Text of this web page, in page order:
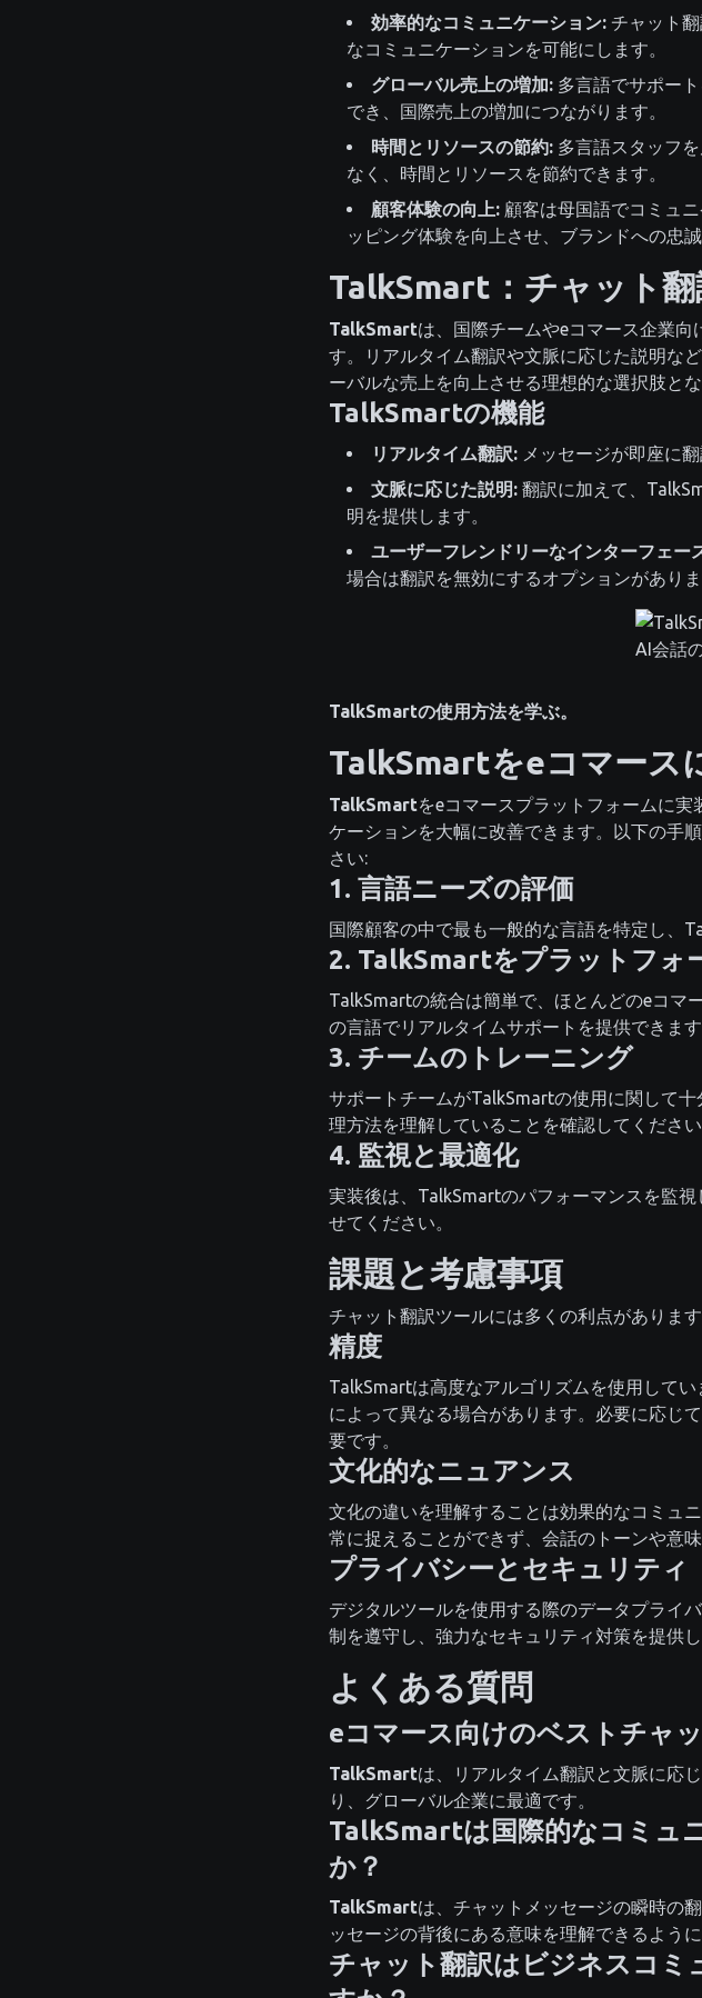
効率的なコミュニケーション: チャット
なコミュニケーションを可能にします。
グローバル売上の増加: 多言語でサポー
でき、国際売上の増加につながります。
時間とリソースの節約: 多言語スタッフ
なく、時間とリソースを節約できます。
顧客体験の向上: 顧客は母国語でコミュ
ッピング体験を向上させ、ブランドへの忠誠
TalkSmart：チャット
TalkSmartは、国際チームやeコマース企業
す。リアルタイム翻訳や文脈に応じた説明な
ーバルな売上を向上させる理想的な選択肢とな
TalkSmartの機能
リアルタイム翻訳: メッセージが即座に
文脈に応じた説明: 翻訳に加えて、
明を提供します。
ユーザーフレンドリーなインターフェー
場合は翻訳を無効にするオプションがありま
TalkSmartの使用方法を学ぶ。
TalkSmartをeコマース
TalkSmartをeコマースプラットフォームに
ケーションを大幅に改善できます。以下の手
さい:
1. 言語ニーズの評価
国際顧客の中で最も一般的な言語を特定し、
2. TalkSmartをプラットフォ
TalkSmartの統合は簡単で、ほとんどのeコマ
の言語でリアルタイムサポートを提供できます
3. チームのトレーニング
サポートチームがTalkSmartの使用に関して
理方法を理解していることを確認してください
4. 監視と最適化
実装後は、TalkSmartのパフォーマンスを監
せてください。
課題と考慮事項
チャット翻訳ツールには多くの利点がありま
精度
TalkSmartは高度なアルゴリズムを使用して
によって異なる場合があります。必要に応じ
要です。
文化的なニュアンス
文化の違いを理解することは効果的なコミュ
常に捉えることができず、会話のトーンや意
プライバシーとセキュリティ
デジタルツールを使用する際のデータプライ
制を遵守し、強力なセキュリティ対策を提供
よくある質問
eコマース向けのベストチャ
TalkSmartは、リアルタイム翻訳と文脈に応
り、グローバル企業に最適です。
TalkSmartは国際的なコミュ
か？
TalkSmartは、チャットメッセージの瞬時の
ッセージの背後にある意味を理解できるよう
チャット翻訳はビジネスコミ